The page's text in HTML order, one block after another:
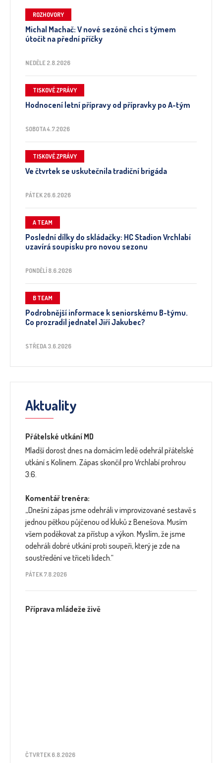
ROZHOVORY
Michal Machač: V nové sezóně chci s týmem
útočit na přední příčky
NEDĚLE 2.8.2026
TISKOVÉ ZPRÁVY
Hodnocení letní přípravy od přípravky po A-tým
SOBOTA 4.7.2026
TISKOVÉ ZPRÁVY
Ve čtvrtek se uskutečnila tradiční brigáda
PÁTEK 26.6.2026
A TEAM
Poslední dílky do skládačky: HC Stadion Vrchlabí
uzavírá soupisku pro novou sezonu
PONDĚLÍ 8.6.2026
B TEAM
Podrobnější informace k seniorskému B-týmu.
Co prozradil jednatel Jiří Jakubec?
STŘEDA 3.6.2026
Aktuality
Přátelské utkání MD
Mladší dorost dnes na domácím ledě odehrál přátelské
utkání s Kolínem. Zápas skončil pro Vrchlabí prohrou
3:6.
Komentář trenéra:
„Dnešní zápas jsme odehráli v improvizované sestavě s
jednou pětkou půjčenou od kluků z Benešova. Musím
všem poděkovat za přístup a výkon. Myslím, že jsme
odehráli dobré utkání proti soupeři, který je zde na
soustředění ve třiceti lidech.“
PÁTEK 7.8.2026
Příprava mládeže živě
ČTVRTEK 6.8.2026